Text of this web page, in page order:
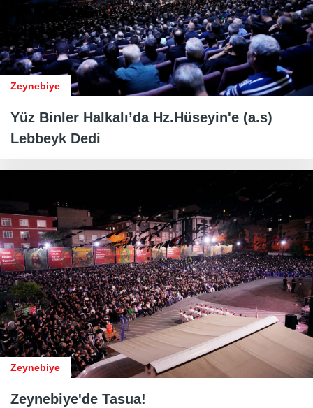
Zeynebiye
Yüz Binler Halkalı’da Hz.Hüseyin'e (a.s)
Lebbeyk Dedi
Zeynebiye
Zeynebiye'de Tasua!